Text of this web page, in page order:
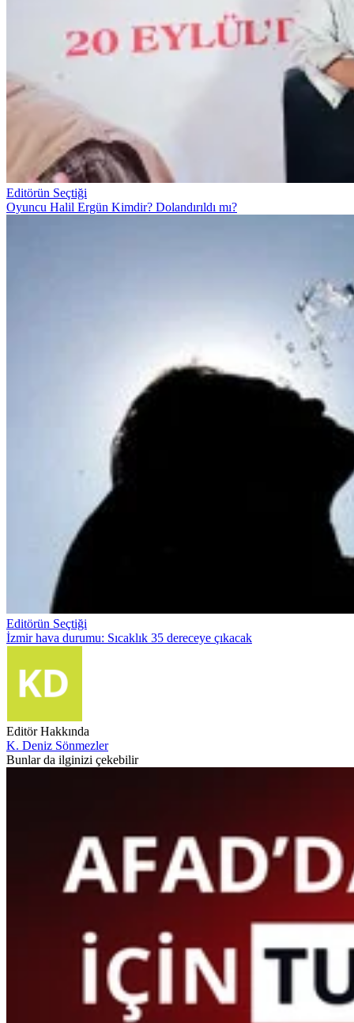
Editörün Seçtiği
Oyuncu Halil Ergün Kimdir? Dolandırıldı mı?
Editörün Seçtiği
İzmir hava durumu: Sıcaklık 35 dereceye çıkacak
Editör Hakkında
K. Deniz Sönmezler
Bunlar da ilginizi çekebilir